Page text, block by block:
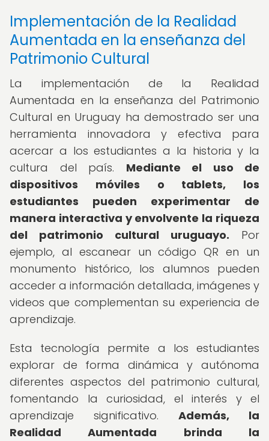
Implementación de la Realidad
Aumentada en la enseñanza del
Patrimonio Cultural
La implementación de la Realidad
Aumentada en la enseñanza del Patrimonio
Cultural en Uruguay ha demostrado ser una
herramienta innovadora y efectiva para
acercar a los estudiantes a la historia y la
cultura del país. Mediante el uso de
dispositivos móviles o tablets, los
estudiantes pueden experimentar de
manera interactiva y envolvente la riqueza
del patrimonio cultural uruguayo. Por
ejemplo, al escanear un código QR en un
monumento histórico, los alumnos pueden
acceder a información detallada, imágenes y
videos que complementan su experiencia de
aprendizaje.
Esta tecnología permite a los estudiantes
explorar de forma dinámica y autónoma
diferentes aspectos del patrimonio cultural,
fomentando la curiosidad, el interés y el
aprendizaje significativo. Además, la
Realidad Aumentada brinda la